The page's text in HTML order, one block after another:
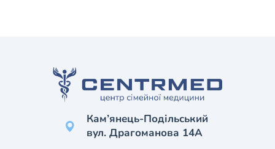
Кам’янець-Подільський
вул. Драгоманова 14А